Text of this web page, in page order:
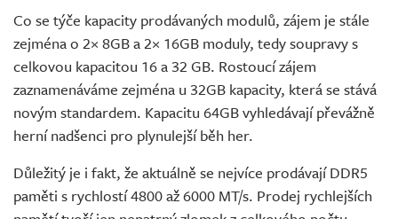
Co se týče kapacity prodávaných modulů, zájem je stále
zejména o 2× 8GB a 2× 16GB moduly, tedy soupravy s
celkovou kapacitou 16 a 32 GB. Rostoucí zájem
zaznamenáváme zejména u 32GB kapacity, která se stává
novým standardem. Kapacitu 64GB vyhledávají převážně
herní nadšenci pro plynulejší běh her.
Důležitý je i fakt, že aktuálně se nejvíce prodávají DDR5
paměti s rychlostí 4800 až 6000 MT/s. Prodej rychlejších